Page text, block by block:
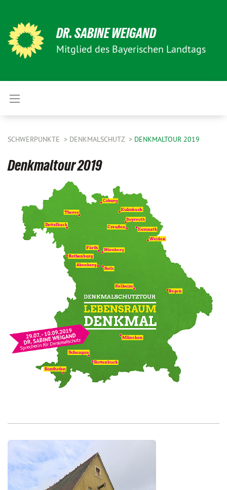
DR. SABINE WEIGAND
Mitglied des Bayerischen Landtags
SCHWERPUNKTE DENKMALSCHUTZ DENKMALTOUR 2019
Denkmaltour 2019